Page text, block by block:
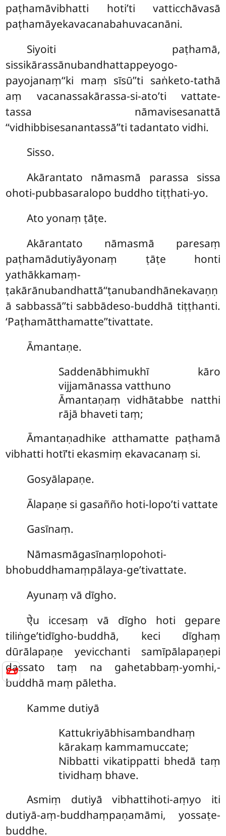
📜
paṭhamāvibhatti hoti’ti vatticchāvasā
paṭhamāyekavacanabahuvacanāni.
Siyoiti paṭhamā,
sissikārassānubandhattappeyogo-
payojanaṃ‘‘ki maṃ sīsū’’ti saṅketo-tathā
aṃ vacanassakārassa-si-ato’ti vattate-
tassa nāmavisesanattā
‘‘vidhibbisesanantassā’’ti tadantato vidhi.
Sisso.
Akārantato nāmasmā parassa sissa
ohoti-pubbasaralopo buddho tiṭṭhati-yo.
Ato yonaṃ ṭāṭe.
Akārantato nāmasmā paresaṃ
paṭhamādutiyāyonaṃ ṭāṭe honti
yathākkamaṃ-
ṭakārānubandhattā‘‘ṭanubandhānekavaṇṇ
ā sabbassā’’ti sabbādeso-buddhā tiṭṭhanti.
‘Paṭhamātthamatte’’tivattate.
Āmantaṇe.
Saddenābhimukhī kāro
vijjamānassa vatthuno
Āmantaṇaṃ vidhātabbe natthi
rājā bhaveti taṃ;
Āmantaṇadhike atthamatte paṭhamā
vibhatti hotī’ti ekasmiṃ ekavacanaṃ si.
Gosyālapaṇe.
Ālapaṇe si gasañño hoti-lopo’ti vattate
Gasīnaṃ.
Nāmasmāgasīnaṃlopohoti-
bhobuddhamaṃpālaya-ge’tivattate.
Ayunaṃ vā dīgho.
ऐu iccesaṃ vā dīgho hoti gepare
tiliṅge’tidīgho-buddhā, keci dīghaṃ
dūrālapaṇe yevicchanti samīpālapaṇepi
dassato taṃ na gahetabbaṃ-yomhi,-
buddhā maṃ pāletha.
Kamme dutiyā
Kattukriyābhisambandhaṃ
kārakaṃ kammamuccate;
Nibbatti vikatippatti bhedā taṃ
tividhaṃ bhave.
Asmiṃ dutiyā vibhattihoti-aṃyo iti
dutiyā-aṃ-buddhaṃpaṇamāmi, yossaṭe-
buddhe.